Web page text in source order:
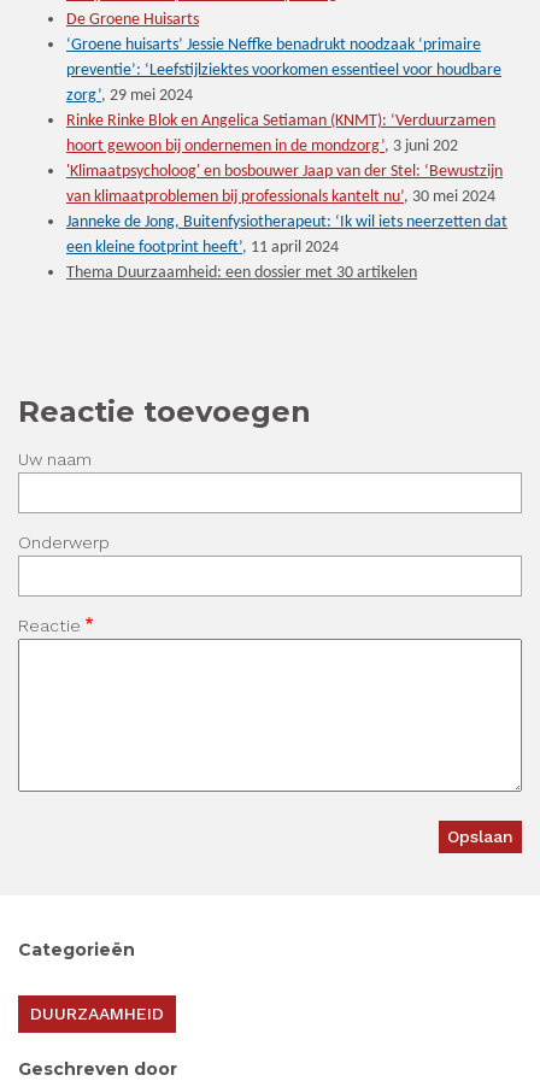
De Groene Huisarts
‘Groene huisarts’ Jessie Neffke benadrukt noodzaak ‘primaire
preventie’: ‘Leefstijlziektes voorkomen essentieel voor houdbare
zorg’, 29 mei 2024
Rinke Rinke Blok en Angelica Setiaman (KNMT): ‘Verduurzamen
hoort gewoon bij ondernemen in de mondzorg’, 3 juni 202
'Klimaatpsycholoog' en bosbouwer Jaap van der Stel: ‘Bewustzijn
van klimaatproblemen bij professionals kantelt nu’, 30 mei 2024
Janneke de Jong, Buitenfysiotherapeut: ‘Ik wil iets neerzetten dat
een kleine footprint heeft’, 11 april 2024
Thema Duurzaamheid: een dossier met 30 artikelen
Reactie toevoegen
Uw naam
Onderwerp
Reactie
Categorieën
DUURZAAMHEID
Geschreven door